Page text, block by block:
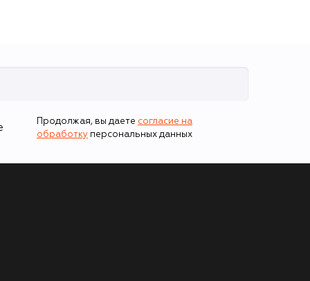
Продолжая, вы даете согласие на
обработку персональных данных